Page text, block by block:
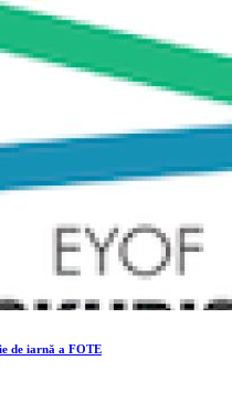
de iarnă a FOTE